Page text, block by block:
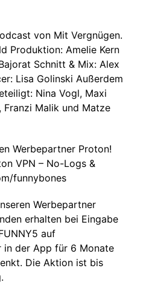
von Mit Vergnügen.
Produktion: Amelie Kern
Schnitt & Mix: Alex
Lisa Golinski Außerdem
Nina Vogl, Maxi
Franzi Malik und Matze
Werbepartner Proton!
VPN – No-Logs &
funnybones
Werbepartner
erhalten bei Eingabe
auf
in der App für 6 Monate
Die Aktion ist bis